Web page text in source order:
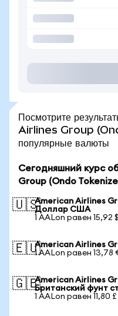
Посмотрите
Airlines Group
популярные валюты
Сегодняшний курс
Group (Ondo
🇺🇸American Airlines
Доллар США
1 AALon равен 15,92 $
🇪🇺American Airlines
1 AALon равен 13,78
🇬🇧American Airlines
Британский фунт
1 AALon равен 11,80 £